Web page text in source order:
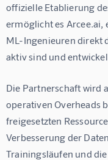
offizielle Etablierung
ermöglicht es Arcee.ai,
ML-Ingenieuren direkt
aktiv sind und
Die Partnerschaft wird
operativen Overheads
freigesetzten
Verbesserung der
Trainingsläufen und